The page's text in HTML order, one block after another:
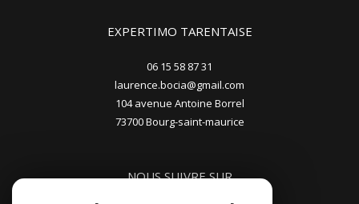
EXPERTIMO TARENTAISE
06 15 58 87 31
laurence.bocia@gmail.com
104 avenue Antoine Borrel
73700
bourg-saint-maurice
NOUS SUIVRE SUR